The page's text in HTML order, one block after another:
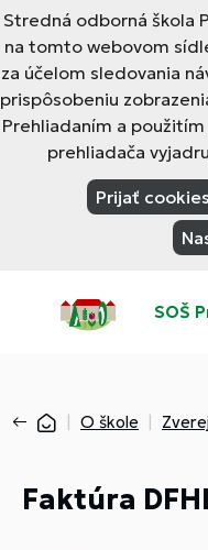
Stredná odborná škola
na tomto webovom
za účelom sledovania
prispôsobeniu
Prehliadaním a
prehliadača
Prijať cookies
SOŠ
O škole
Faktúra